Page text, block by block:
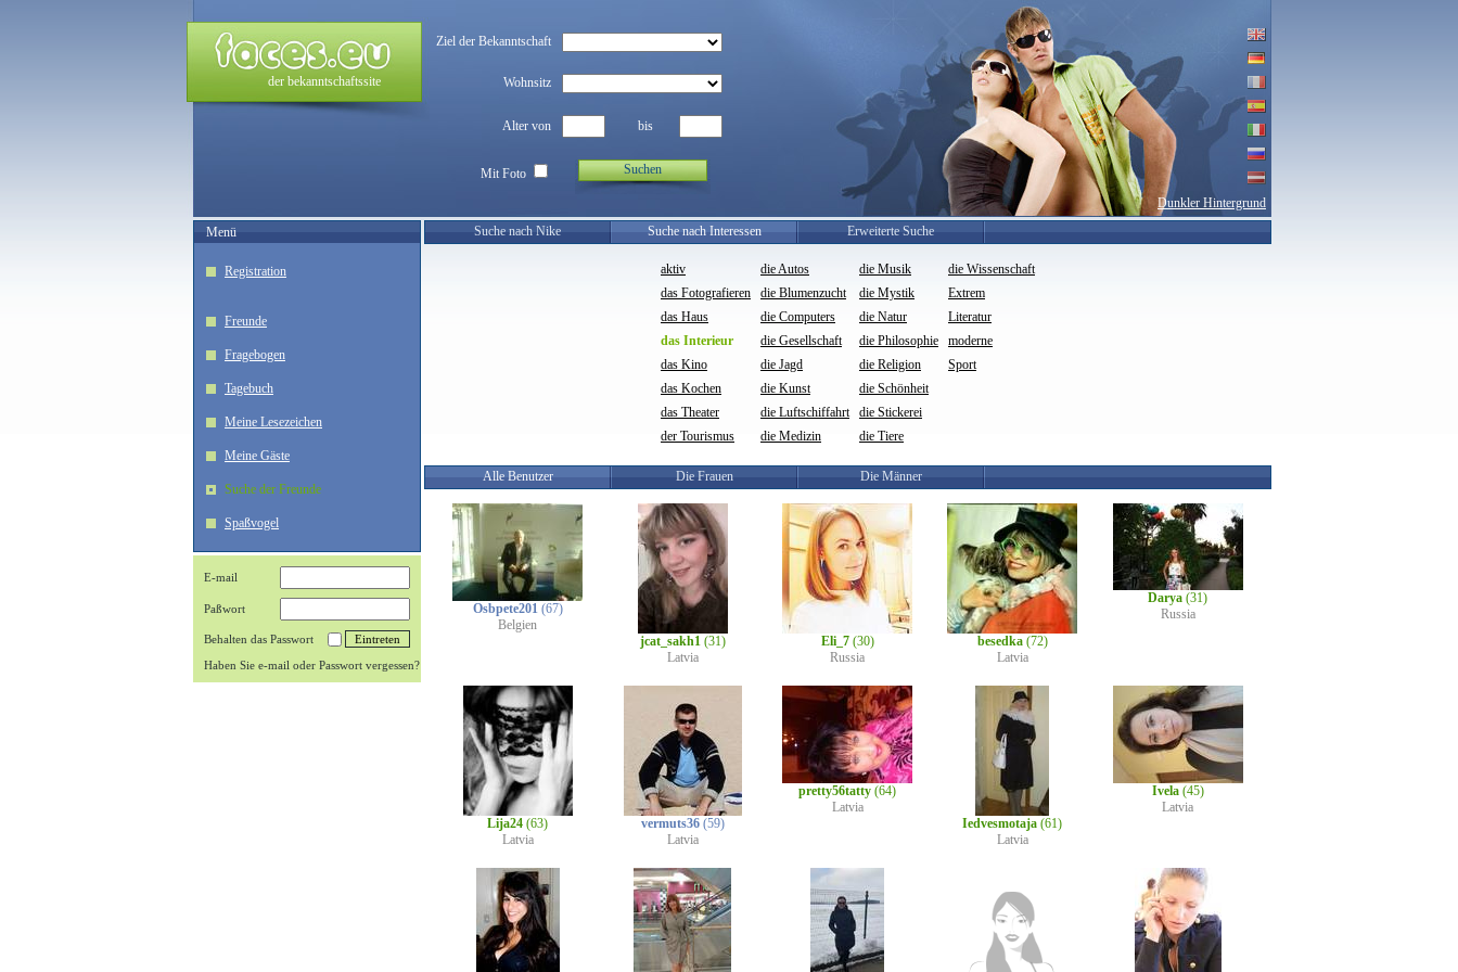
der bekanntschaftssite
Ziel der Bekanntschaft
Wohnsitz
Alter von bis
Mit Foto Suchen
Dunkler Hintergrund
Menü
Registration
Freunde
Fragebogen
Tagebuch
Meine Lesezeichen
Meine Gäste
Suche der Freunde
Spaßvogel
E-mail
Paßwort
Behalten das Passwort
Haben Sie e-mail oder Passwort vergessen?
Suche nach Nike Suche nach Interessen Erweiterte Suche
aktiv
das Fotografieren
das Haus
das Interieur
das Kino
das Kochen
das Theater
der Tourismus
die Autos
die Blumenzucht
die Computers
die Gesellschaft
die Jagd
die Kunst
die Luftschiffahrt
die Medizin
die Musik
die Mystik
die Natur
die Philosophie
die Religion
die Schönheit
die Stickerei
die Tiere
die Wissenschaft
Extrem
Literatur
moderne
Sport
Alle Benutzer Die Frauen Die Männer
Osbpete201(67)
Belgien
jcat_sakh1(31)
Latvia
Eli_7(30)
Russia
besedka(72)
Latvia
Darya (31)
Russia
Lija24 (63)
Latvia
vermuts36(59)
Latvia
pretty56tatty (64)
Latvia
Iedvesmotaja (61)
Latvia
Ivela(45)
Latvia